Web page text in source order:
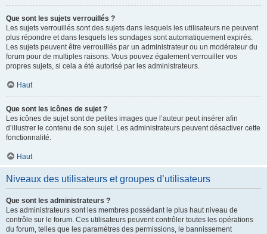
Que sont les sujets verrouillés ?
Les sujets verrouillés sont des sujets dans lesquels les utilisateurs ne peuvent
plus répondre et dans lesquels les sondages sont automatiquement expirés.
Les sujets peuvent être verrouillés par un administrateur ou un modérateur du
forum pour de multiples raisons. Vous pouvez également verrouiller vos
propres sujets, si cela a été autorisé par les administrateurs.
Haut
Que sont les icônes de sujet ?
Les icônes de sujet sont de petites images que l’auteur peut insérer afin
d’illustrer le contenu de son sujet. Les administrateurs peuvent désactiver cette
fonctionnalité.
Haut
Niveaux des utilisateurs et groupes d’utilisateurs
Que sont les administrateurs ?
Les administrateurs sont les membres possédant le plus haut niveau de
contrôle sur le forum. Ces utilisateurs peuvent contrôler toutes les opérations
du forum, telles que les paramètres des permissions, le bannissement